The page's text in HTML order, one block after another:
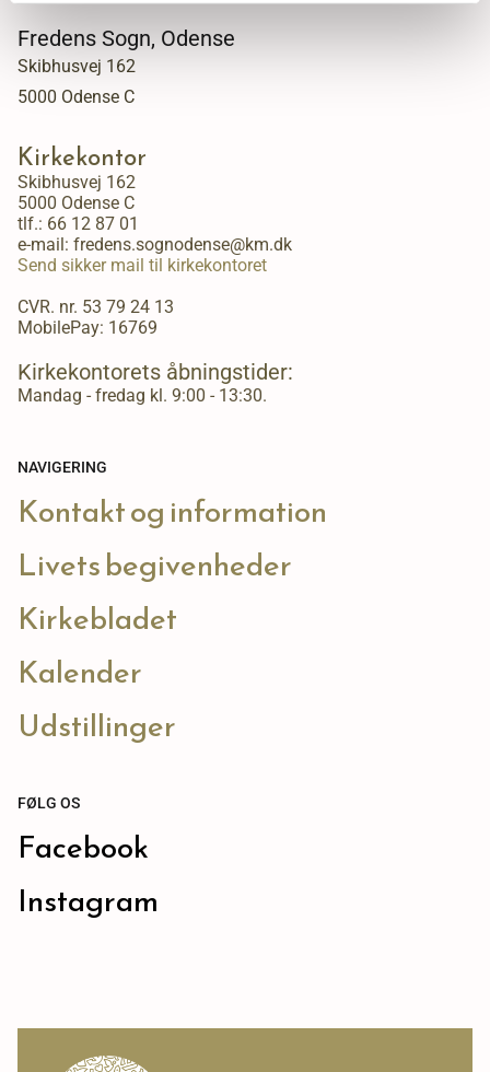
Fredens Sogn, Odense
Skibhusvej 162
5000 Odense C
Kirkekontor
Skibhusvej 162
5000 Odense C
tlf.: 66 12 87 01
e-mail: fredens.sognodense@km.dk
Send sikker mail til kirkekontoret
CVR. nr. 53 79 24 13
MobilePay: 16769
Kirkekontorets åbningstider:
Mandag - fredag kl. 9:00 - 13:30.
NAVIGERING
Kontakt og information
Livets begivenheder
Kirkebladet
Kalender
Udstillinger
FØLG OS
Facebook
Instagram